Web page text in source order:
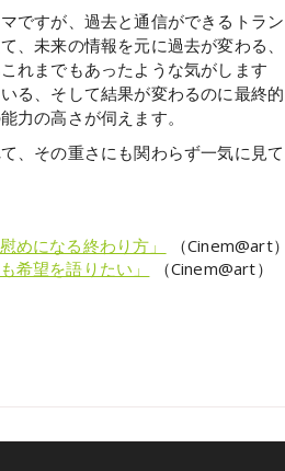
ですが、過去と通信ができるトラン
、未来の情報を元に過去が変わる、
れまでもあったような気がします
る、そして結果が変わるのに最終的
力の高さが伺えます。
、その重さにも関わらず一気に見て
めになる終わり方」
（Cinem@art）
希望を語りたい」
（Cinem@art）